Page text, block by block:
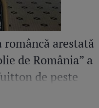
arestată
de România” a
de peste